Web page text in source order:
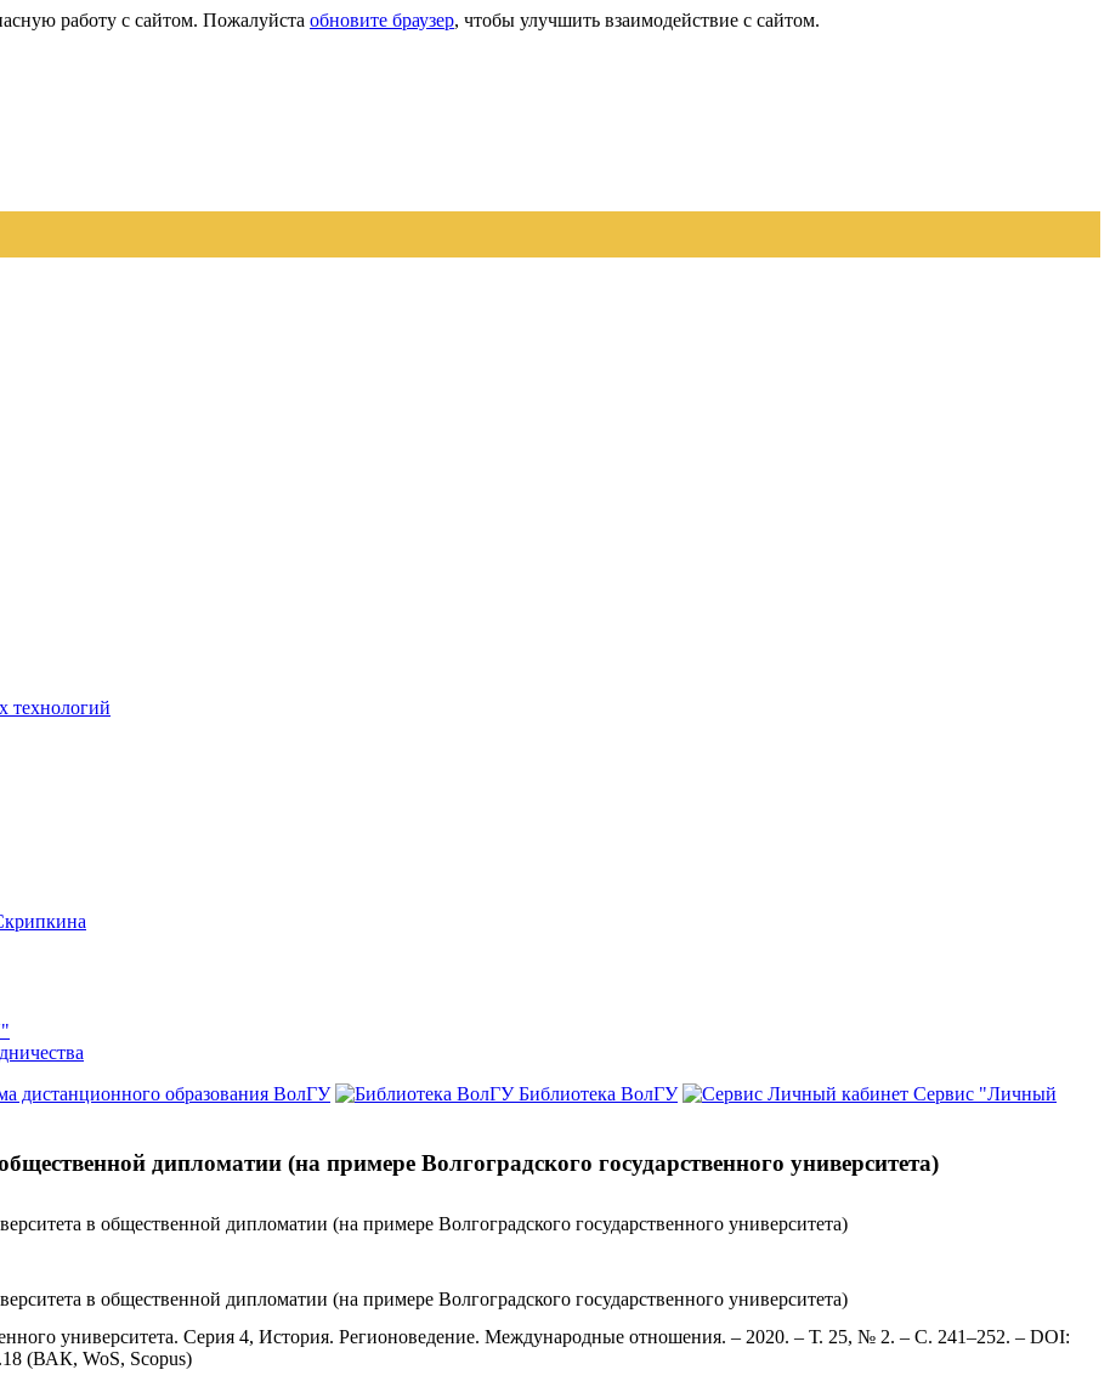
работу с сайтом. Пожалуйста обновите браузер, чтобы улучшить взаимодействие с сайтом.
технологий
дистанционного образования ВолГУ Библиотека ВолГУ
Сервис "Личный
дипломатии (на примере Волгоградского государственного университета)
в общественной дипломатии (на примере Волгоградского государственного университета)
в общественной дипломатии (на примере Волгоградского государственного университета)
университета. Серия 4, История. Регионоведение. Международные отношения. – 2020. – Т. 25, № 2. – С. 241–252. – DOI:
(ВАК, WoS, Scopus)